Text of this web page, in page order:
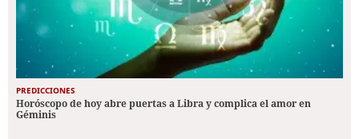
PREDICCIONES
Horóscopo de hoy abre puertas a Libra y complica el amor en
Géminis